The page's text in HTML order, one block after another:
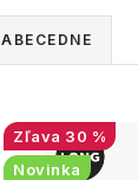
ABECEDNE
30 %
Novinka